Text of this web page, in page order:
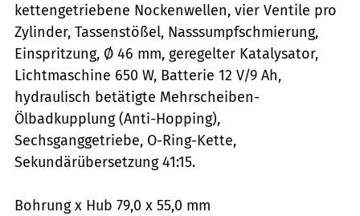
kettengetriebene Nockenwellen, vier Ventile pro
Zylinder, Tassenstößel, Nasssumpfschmierung,
Einspritzung, Ø 46 mm, geregelter Katalysator,
Lichtmaschine 650 W, Batterie 12 V/9 Ah,
hydraulisch betätigte Mehrscheiben-
Ölbadkupplung (Anti-Hopping),
Sechsganggetriebe, O-Ring-Kette,
Sekundärübersetzung 41:15.
Bohrung x Hub 79,0 x 55,0 mm